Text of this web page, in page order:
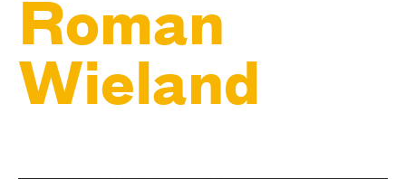
Roman
Wieland